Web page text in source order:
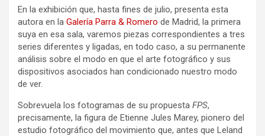
En la exhibición que, hasta fines de julio, presenta esta
autora en la Galería Parra & Romero de Madrid, la primera
suya en esa sala, varemos piezas correspondientes a tres
series diferentes y ligadas, en todo caso, a su permanente
análisis sobre el modo en que el arte fotográfico y sus
dispositivos asociados han condicionado nuestro modo
de ver.
Sobrevuela los fotogramas de su propuesta FPS,
precisamente, la figura de Etienne Jules Marey, pionero del
estudio fotográfico del movimiento que, antes que Leland